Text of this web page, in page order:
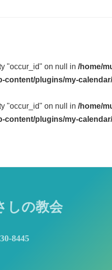
"occur_id" on null in /home/
content/plugins/my-
"occur_id" on null in /home/
content/plugins/my-
しの教会
8445